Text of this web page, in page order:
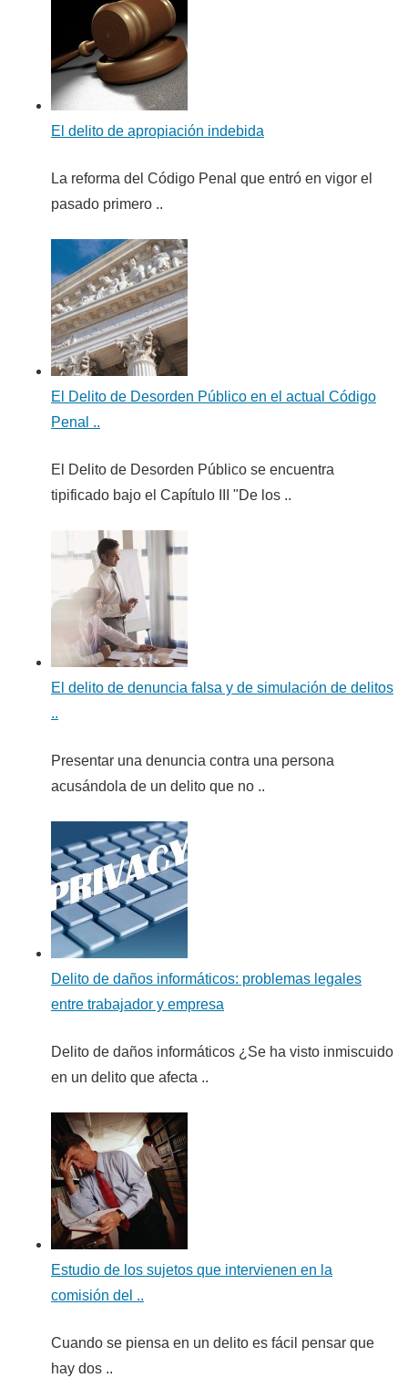
El delito de apropiación indebida
La reforma del Código Penal que entró en vigor el
pasado primero ..
El Delito de Desorden Público en el actual Código
Penal ..
El Delito de Desorden Público se encuentra
tipificado bajo el Capítulo III "De los ..
El delito de denuncia falsa y de simulación de delitos
..
Presentar una denuncia contra una persona
acusándola de un delito que no ..
Delito de daños informáticos: problemas legales
entre trabajador y empresa
Delito de daños informáticos ¿Se ha visto inmiscuido
en un delito que afecta ..
Estudio de los sujetos que intervienen en la
comisión del ..
Cuando se piensa en un delito es fácil pensar que
hay dos ..